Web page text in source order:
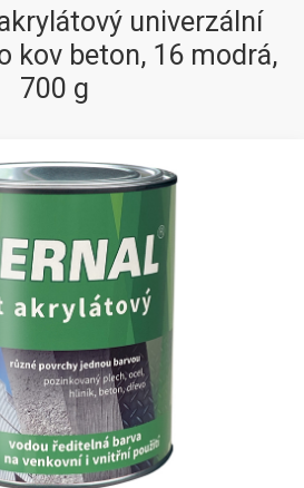
univerzální
kov beton, 16 modrá,
700 g